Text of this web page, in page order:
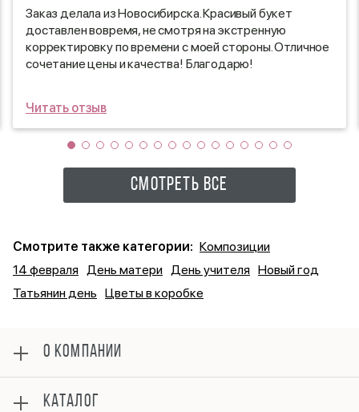
Заказ делала из Новосибирска. Красивый букет
доставлен вовремя, не смотря на экстренную
корректировку по времени с моей стороны. Отличное
сочетание цены и качества! Благодарю!
Читать отзыв
СМОТРЕТЬ ВСЕ
Смотрите также категории: Композиции
14 февраля День матери День учителя Новый год
Татьянин день Цветы в коробке
О КОМПАНИИ
ОплатаКАТАЛОГ